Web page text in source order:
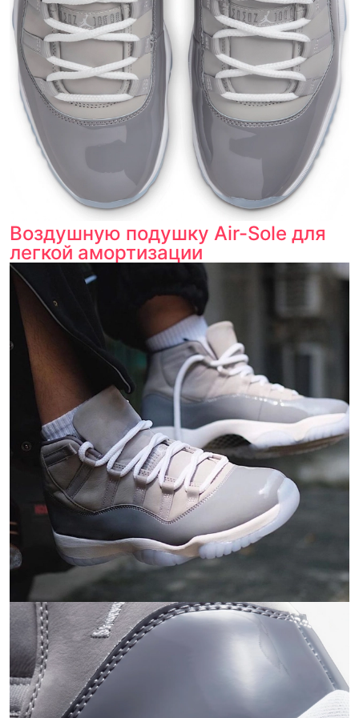
Воздушную подушку Air-Sole для
легкой амортизации